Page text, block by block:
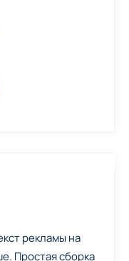
рекламы на
Простая сборка